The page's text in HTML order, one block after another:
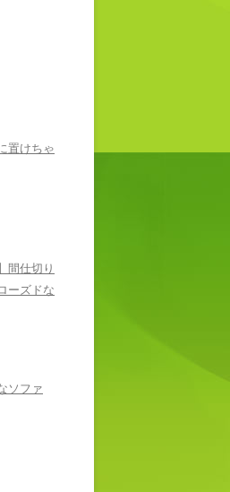
置けちゃ
間仕切り
ーズドな
ソファ